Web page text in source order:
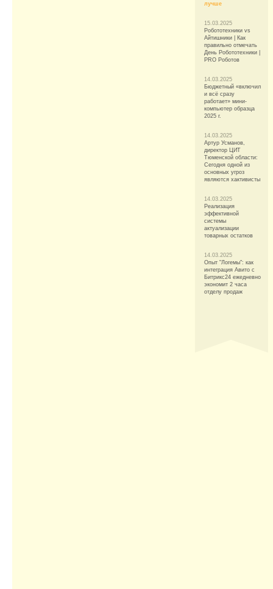
лучше
15.03.2025
Робототехники vs
Айтишники | Как
правильно отмечать
День Робототехники |
PRO Роботов
14.03.2025
Бюджетный «включил
и всё сразу
работает» мини-
компьютер образца
2025 г.
14.03.2025
Артур Усманов,
директор ЦИТ
Тюменской области:
Сегодня одной из
основных угроз
являются хактивисты
14.03.2025
Реализация
эффективной
системы
актуализации
товарных остатков
14.03.2025
Опыт "Логемы": как
интеграция Авито с
Битрикс24 ежедневно
экономит 2 часа
отделу продаж